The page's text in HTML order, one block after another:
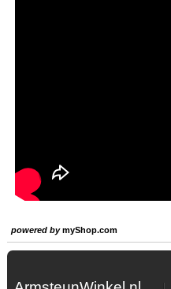
powered bymyShop.com